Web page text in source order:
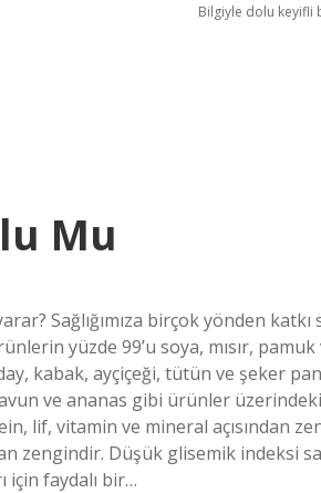
Bilgiyle dolu keyifli
Mu
Sağlığımıza birçok yönden
yüzde 99’u soya, mısır,
kabak, ayçiçeği, tütün ve şeker
ve ananas gibi ürünler üzerindeki
lif, vitamin ve mineral açısından
zengindir. Düşük glisemik indeksi
için faydalı bir…